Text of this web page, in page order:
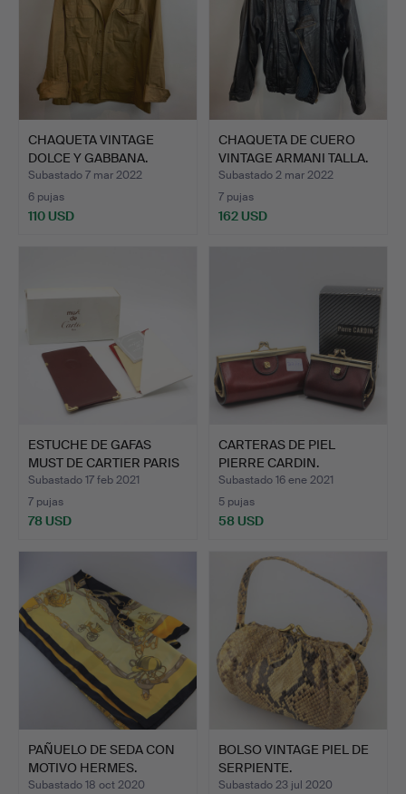
CHAQUETA VINTAGE
DOLCE Y GABBANA.
Subastado 7 mar 2022
6 pujas
110 USD
CHAQUETA DE CUERO
VINTAGE ARMANI TALLA.
ME…
Subastado 2 mar 2022
7 pujas
162 USD
ESTUCHE DE GAFAS
MUST DE CARTIER PARIS
FRA…
Subastado 17 feb 2021
7 pujas
78 USD
CARTERAS DE PIEL
PIERRE CARDIN.
Subastado 16 ene 2021
5 pujas
58 USD
PAÑUELO DE SEDA CON
MOTIVO HERMES.
Subastado 18 oct 2020
BOLSO VINTAGE PIEL DE
SERPIENTE.
Subastado 23 jul 2020